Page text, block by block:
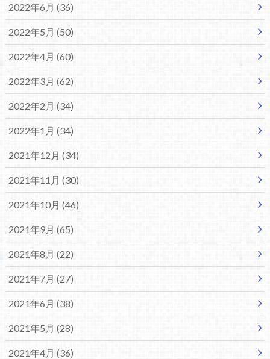
2022年6月 (36)
2022年5月 (50)
2022年4月 (60)
2022年3月 (62)
2022年2月 (34)
2022年1月 (34)
2021年12月 (34)
2021年11月 (30)
2021年10月 (46)
2021年9月 (65)
2021年8月 (22)
2021年7月 (27)
2021年6月 (38)
2021年5月 (28)
2021年4月 (36)